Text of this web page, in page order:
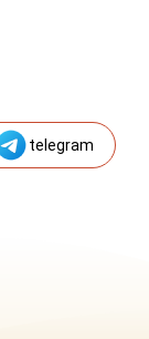
telegram